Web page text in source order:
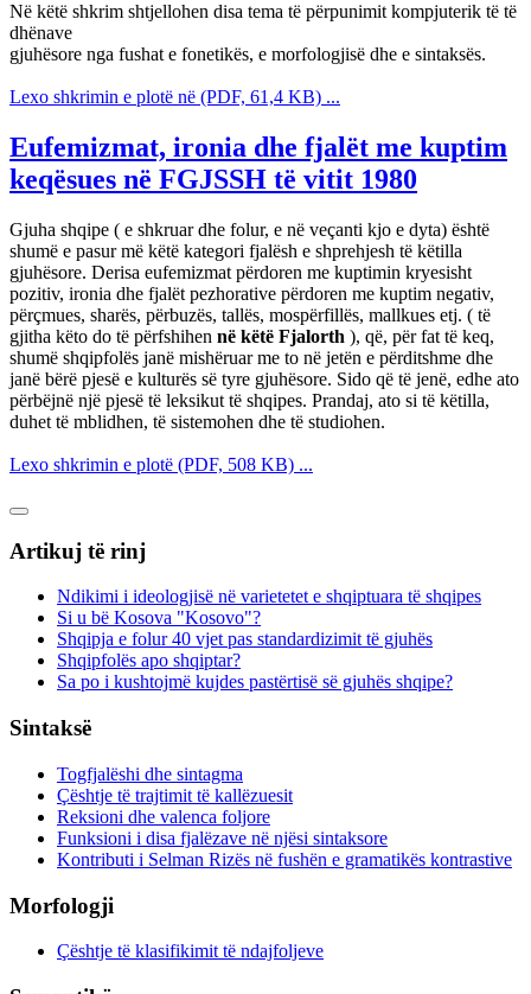
Në këtë shkrim shtjellohen disa tema të përpunimit kompjuterik të të
dhënave
gjuhësore nga fushat e fonetikës, e morfologjisë dhe e sintaksës.
Lexo shkrimin e plotë në (PDF, 61,4 KB) ...
Eufemizmat, ironia dhe fjalët me kuptim
keqësues në FGJSSH të vitit 1980
Gjuha shqipe ( e shkruar dhe folur, e në veçanti kjo e dyta) është
shumë e pasur më këtë kategori fjalësh e shprehjesh të këtilla
gjuhësore. Derisa eufemizmat përdoren me kuptimin kryesisht
pozitiv, ironia dhe fjalët pezhorative përdoren me kuptim negativ,
përçmues, sharës, përbuzës, tallës, mospërfillës, mallkues etj. ( të
gjitha këto do të përfshihen në këtë Fjalorth ), që, për fat të keq,
shumë shqipfolës janë mishëruar me to në jetën e përditshme dhe
janë bërë pjesë e kulturës së tyre gjuhësore. Sido që të jenë, edhe ato
përbëjnë një pjesë të leksikut të shqipes. Prandaj, ato si të këtilla,
duhet të mblidhen, të sistemohen dhe të studiohen.
Lexo shkrimin e plotë (PDF, 508 KB) ...
Artikuj të rinj
Ndikimi i ideologjisë në varietetet e shqiptuara të shqipes
Si u bë Kosova "Kosovo"?
Shqipja e folur 40 vjet pas standardizimit të gjuhës
Shqipfolës apo shqiptar?
Sa po i kushtojmë kujdes pastërtisë së gjuhës shqipe?
Sintaksë
Togfjalëshi dhe sintagma
Çështje të trajtimit të kallëzuesit
Reksioni dhe valenca foljore
Funksioni i disa fjalëzave në njësi sintaksore
Kontributi i Selman Rizës në fushën e gramatikës kontrastive
Morfologji
Çështje të klasifikimit të ndajfoljeve